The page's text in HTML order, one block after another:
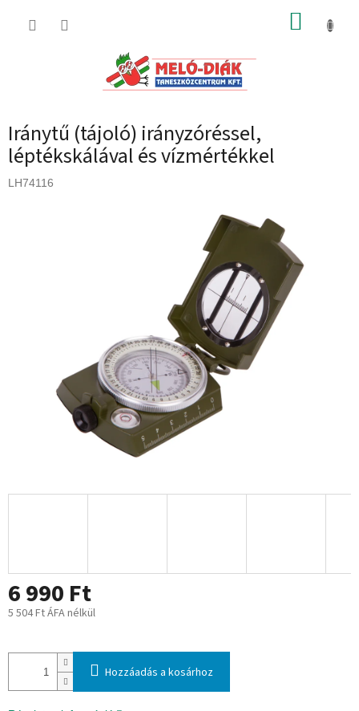
KOSÁR
Iránytű (tájoló) irányzóréssel,
léptékskálával és vízmértékkel
LH74116
6 990 Ft
5 504 Ft ÁFA nélkül
Hozzáadás a kosárhoz